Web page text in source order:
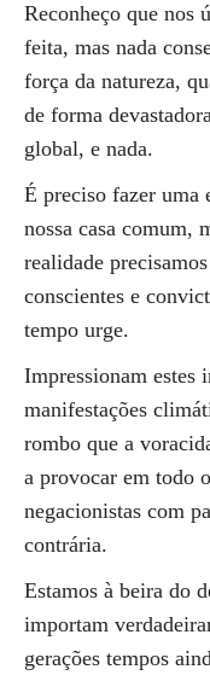
Reconheço que nos
feita, mas nada
força da natureza,
de forma
global, e nada.
É preciso fazer uma
nossa casa comum,
realidade
conscientes e
tempo urge.
Impressionam estes
manifestações
rombo que a
a provocar em todo
negacionistas com
contrária.
Estamos à beira do
importam
gerações tempos